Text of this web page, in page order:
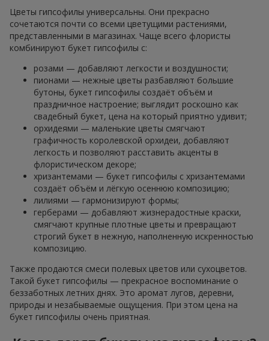
Цветы гипсофилы универсальны. Они прекрасно
сочетаются почти со всеми цветущими растениями,
представленными в магазинах. Чаще всего флористы
комбинируют букет гипсофилы с:
розами — добавляют легкости и воздушности;
пионами — нежные цветы разбавляют большие
бутоны, букет гипсофилы создаёт объём и
праздничное настроение; выглядит роскошно как
свадебный букет, цена на который приятно удивит;
орхидеями — маленькие цветы смягчают
графичность королевской орхидеи, добавляют
легкость и позволяют расставить акценты в
флористическом декоре;
хризантемами — букет гипсофилы с хризантемами
создаёт объём и лёгкую осеннюю композицию;
лилиями — гармонизируют формы;
герберами — добавляют жизнерадостные краски,
смягчают крупные плотные цветы и превращают
строгий букет в нежную, наполненную искренностью
композицию.
Также продаются смеси полевых цветов или сухоцветов.
Такой букет гипсофилы — прекрасное воспоминание о
беззаботных летних днях. Это аромат лугов, деревни,
природы и незабываемые ощущения. При этом цена на
букет гипсофилы очень приятная.